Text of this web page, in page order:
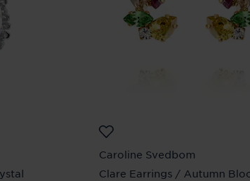
Caroline Svedbom
Clare Earrings / Autumn